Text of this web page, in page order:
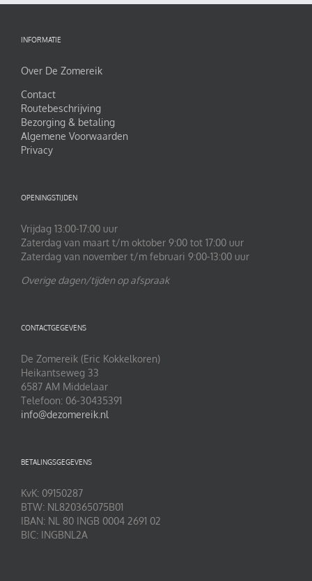
INFORMATIE
Over De Zomereik
Contact
Routebeschrijving
Bezorging & betaling
Algemene Voorwaarden
Privacy
OPENINGSTIJDEN
Vrijdag 13:00-17:00 uur
Zaterdag van maart t/m oktober 9:00 tot 17:00 uur
Zaterdag van november t/m februari 9:00-13:00 uur
Overige dagen/tijden op afspraak
CONTACTGEGEVENS
De Zomereik (Eric Kokkelkoren)
Heikantseweg 33
6587 AM Middelaar
Telefoon: 06-30435391
info@dezomereik.nl
BETALINGSGEGEVENS
KvK: 09150287
BTW: NL820365075B01
IBAN: NL 80 INGB 0004 2691 02
BIC: INGBNL2A